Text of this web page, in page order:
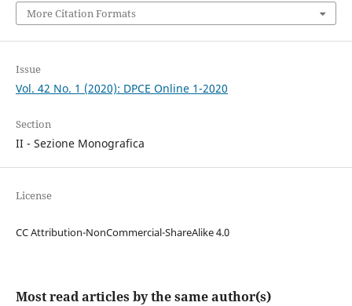
More Citation Formats
Issue
Vol. 42 No. 1 (2020): DPCE Online 1-2020
Section
II - Sezione Monografica
License
CC Attribution-NonCommercial-ShareAlike 4.0
Most read articles by the same author(s)